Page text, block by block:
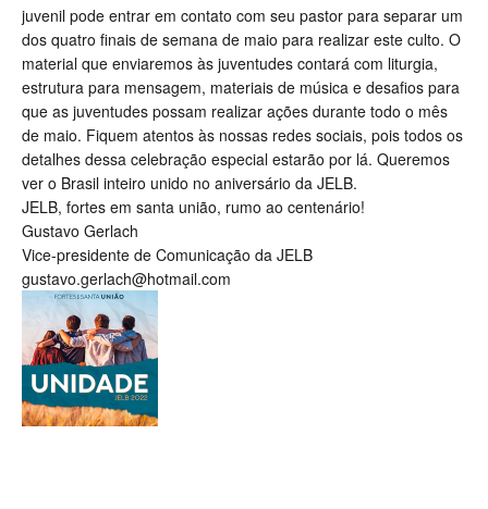
juvenil pode entrar em contato com seu pastor para separar um
dos quatro finais de semana de maio para realizar este culto. O
material que enviaremos às juventudes contará com liturgia,
estrutura para mensagem, materiais de música e desafios para
que as juventudes possam realizar ações durante todo o mês
de maio. Fiquem atentos às nossas redes sociais, pois todos os
detalhes dessa celebração especial estarão por lá. Queremos
ver o Brasil inteiro unido no aniversário da JELB.
JELB, fortes em santa união, rumo ao centenário!
Gustavo Gerlach
Vice-presidente de Comunicação da JELB
gustavo.gerlach@hotmail.com